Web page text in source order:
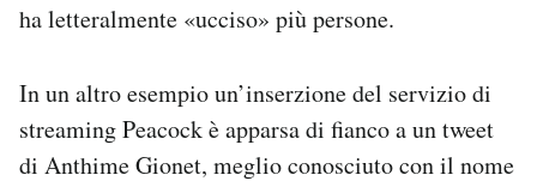
ha letteralmente «ucciso» più persone.
In un altro esempio un’inserzione del servizio di
streaming Peacock è apparsa di fianco a un tweet
di Anthime Gionet, meglio conosciuto con il nome